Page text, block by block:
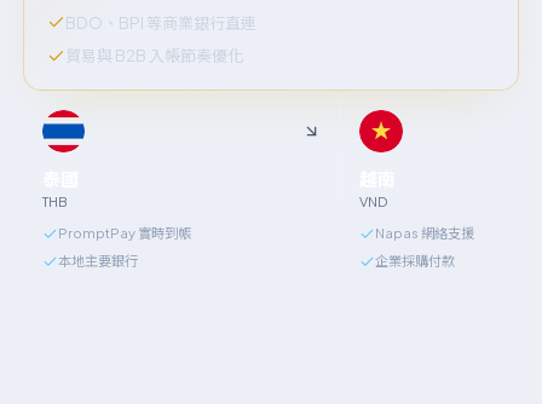
BDO、BPI 等商業銀行直連
貿易與 B2B 入帳節奏優化
THB
PromptPay 實時到帳
本地主要銀行
VND
Napas 網絡支援
企業採購付款